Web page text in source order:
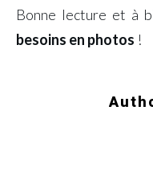
Bonne lecture et à
besoins en photos !